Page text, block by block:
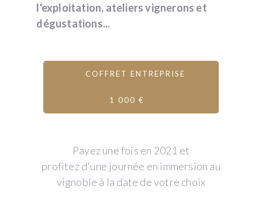
l'exploitation, ateliers vignerons et
dégustations...
COFFRET ENTREPRISE
1 000 €
Payez une fois en 2021 et
profitez d'une journée en immersion au
vignoble à la date de votre choix